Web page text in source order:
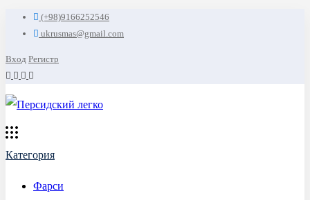
(+98)9166252546
ukrusmas@gmail.com
Вход Регистр
Категория
Фарси